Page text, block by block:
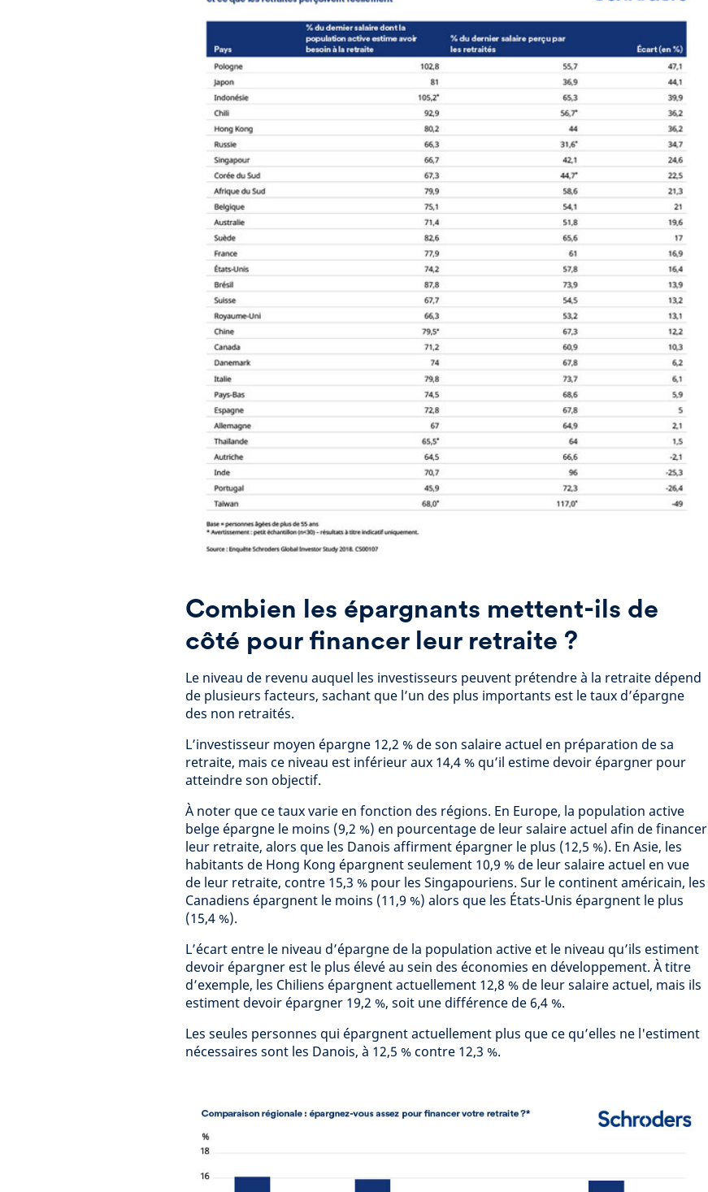
Combien les épargnants mettent-ils de
côté pour financer leur retraite ?
Le niveau de revenu auquel les investisseurs peuvent prétendre à la retraite dépend
de plusieurs facteurs, sachant que l’un des plus importants est le taux d’épargne
des non retraités.
L’investisseur moyen épargne 12,2 % de son salaire actuel en préparation de sa
retraite, mais ce niveau est inférieur aux 14,4 % qu’il estime devoir épargner pour
atteindre son objectif.
À noter que ce taux varie en fonction des régions. En Europe, la population active
belge épargne le moins (9,2 %) en pourcentage de leur salaire actuel afin de financer
leur retraite, alors que les Danois affirment épargner le plus (12,5 %). En Asie, les
habitants de Hong Kong épargnent seulement 10,9 % de leur salaire actuel en vue
de leur retraite, contre 15,3 % pour les Singapouriens. Sur le continent américain, les
Canadiens épargnent le moins (11,9 %) alors que les États-Unis épargnent le plus
(15,4 %).
L’écart entre le niveau d’épargne de la population active et le niveau qu’ils estiment
devoir épargner est le plus élevé au sein des économies en développement. À titre
d’exemple, les Chiliens épargnent actuellement 12,8 % de leur salaire actuel, mais ils
estiment devoir épargner 19,2 %, soit une différence de 6,4 %.
Les seules personnes qui épargnent actuellement plus que ce qu’elles ne l'estiment
nécessaires sont les Danois, à 12,5 % contre 12,3 %.